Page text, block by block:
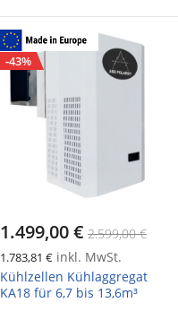
-43%
1.499,00 € 2.599,00 €
1.783,81 € inkl. MwSt.
Kühlzellen Kühlaggregat
KA18 für 6,7 bis 13,6m³